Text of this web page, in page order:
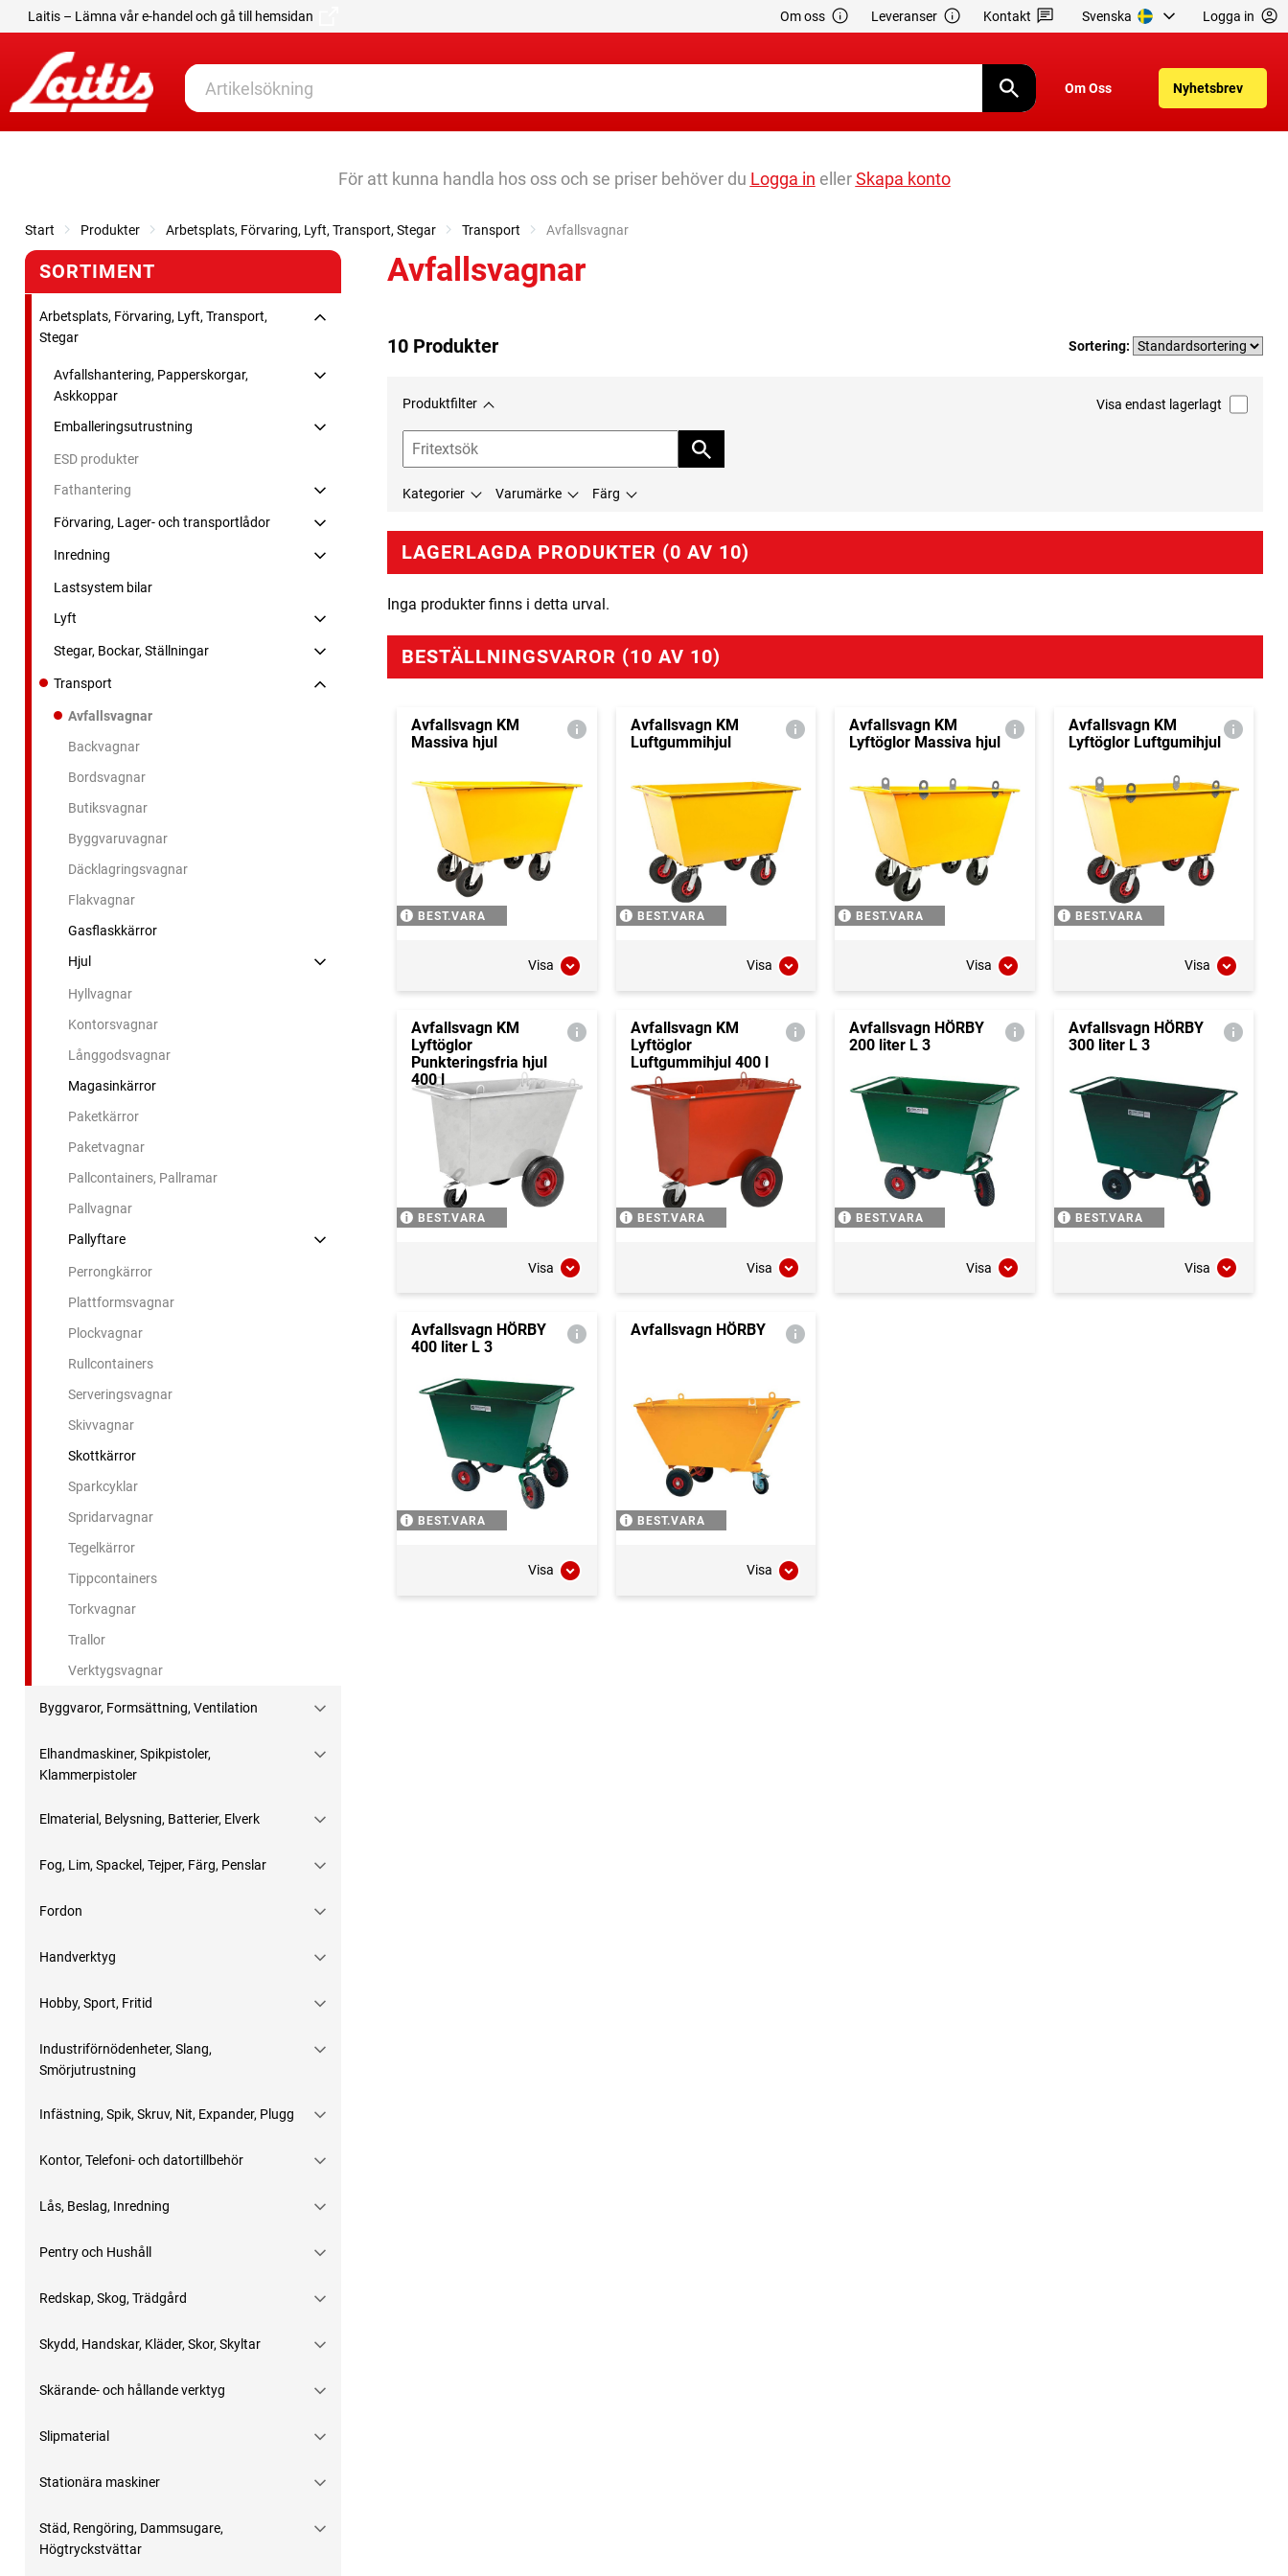
Laitis – Lämna vår e-handel och gå till hemsidan Om oss Leveranser Kontakt Svenska Logga in
Om Oss Nyhetsbrev
För att kunna handla hos oss och se priser behöver du Logga in ellerSkapa konto
Start Produkter Arbetsplats, Förvaring, Lyft, Transport, Stegar Transport Current:
Avfallsvagnar
SORTIMENT
Arbetsplats, Förvaring, Lyft, Transport,
Stegar
Avfallshantering, Papperskorgar,
Askkoppar
Emballeringsutrustning
ESD produkter
Fathantering
Förvaring, Lager- och transportlådor
Inredning
Lastsystem bilar
Lyft
Stegar, Bockar, Ställningar
Transport
Avfallsvagnar
Backvagnar
Bordsvagnar
Butiksvagnar
Byggvaruvagnar
Däcklagringsvagnar
Flakvagnar
Gasflaskkärror
Hjul
Hyllvagnar
Kontorsvagnar
Långgodsvagnar
Magasinkärror
Paketkärror
Paketvagnar
Pallcontainers, Pallramar
Pallvagnar
Pallyftare
Perrongkärror
Plattformsvagnar
Plockvagnar
Rullcontainers
Serveringsvagnar
Skivvagnar
Skottkärror
Sparkcyklar
Spridarvagnar
Tegelkärror
Tippcontainers
Torkvagnar
Trallor
Verktygsvagnar
Byggvaror, Formsättning, Ventilation
Elhandmaskiner, Spikpistoler,
Klammerpistoler
Elmaterial, Belysning, Batterier, Elverk
Fog, Lim, Spackel, Tejper, Färg, Penslar
Fordon
Handverktyg
Hobby, Sport, Fritid
Industriförnödenheter, Slang,
Smörjutrustning
Infästning, Spik, Skruv, Nit, Expander, Plugg
Kontor, Telefoni- och datortillbehör
Lås, Beslag, Inredning
Pentry och Hushåll
Redskap, Skog, Trädgård
Skydd, Handskar, Kläder, Skor, Skyltar
Skärande- och hållande verktyg
Slipmaterial
Stationära maskiner
Städ, Rengöring, Dammsugare,
Högtryckstvättar
Avfallsvagnar
10 Produkter Sortering:
Produktfilter Visa endast lagerlagt
Kategorier Varumärke Färg
LAGERLAGDA PRODUKTER (0 AV 10)
Inga produkter finns i detta urval.
BESTÄLLNINGSVAROR (10 AV 10)
Avfallsvagn KM
Massiva hjul
BEST.VARA
Visa
Avfallsvagn KM
Luftgummihjul
BEST.VARA
Visa
Avfallsvagn KM
Lyftöglor Massiva hjul
BEST.VARA
Visa
Avfallsvagn KM
Lyftöglor Luftgumihjul
BEST.VARA
Visa
Avfallsvagn KM
Lyftöglor
Punkteringsfria hjul
400 l
BEST.VARA
Visa
Avfallsvagn KM
Lyftöglor
Luftgummihjul 400 l
BEST.VARA
Visa
Avfallsvagn HÖRBY
200 liter L 3
BEST.VARA
Visa
Avfallsvagn HÖRBY
300 liter L 3
BEST.VARA
Visa
Avfallsvagn HÖRBY
400 liter L 3
BEST.VARA
Visa
Avfallsvagn HÖRBY
BEST.VARA
Visa